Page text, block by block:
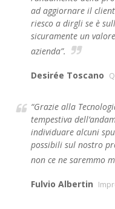
ad aggiornare il
riesco a dirgli se è
sicuramente un
azienda”.
Desirée Toscano
“Grazie alla
tempestiva
individuare alcuni
possibili sul nostro
non ce ne saremmo
Fulvio Albertin